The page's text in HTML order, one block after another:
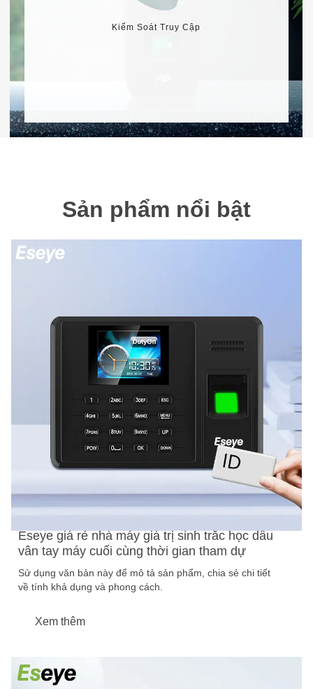
Kiểm Soát Truy Cập
Sản phẩm nổi bật
Eseye giá rẻ nhà máy giá trị sinh trắc học dấu
vân tay máy cuối cùng thời gian tham dự
Sử dụng văn bản này để mô tả sản phẩm, chia sẻ chi tiết
về tính khả dụng và phong cách.
Xem thêm